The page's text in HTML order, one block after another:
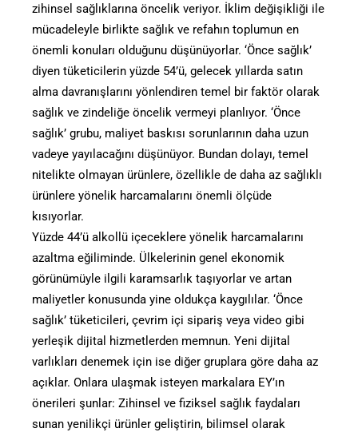
zihinsel sağlıklarına öncelik veriyor. İklim değişikliği ile
mücadeleyle birlikte sağlık ve refahın toplumun en
önemli konuları olduğunu düşünüyorlar. ‘Önce sağlık’
diyen tüketicilerin yüzde 54’ü, gelecek yıllarda satın
alma davranışlarını yönlendiren temel bir faktör olarak
sağlık ve zindeliğe öncelik vermeyi planlıyor. ‘Önce
sağlık’ grubu, maliyet baskısı sorunlarının daha uzun
vadeye yayılacağını düşünüyor. Bundan dolayı, temel
nitelikte olmayan ürünlere, özellikle de daha az sağlıklı
ürünlere yönelik harcamalarını önemli ölçüde
kısıyorlar.
Yüzde 44’ü alkollü içeceklere yönelik harcamalarını
azaltma eğiliminde. Ülkelerinin genel ekonomik
görünümüyle ilgili karamsarlık taşıyorlar ve artan
maliyetler konusunda yine oldukça kaygılılar. ‘Önce
sağlık’ tüketicileri, çevrim içi sipariş veya video gibi
yerleşik dijital hizmetlerden memnun. Yeni dijital
varlıkları denemek için ise diğer gruplara göre daha az
açıklar. Onlara ulaşmak isteyen markalara EY’ın
önerileri şunlar: Zihinsel ve fiziksel sağlık faydaları
sunan yenilikçi ürünler geliştirin, bilimsel olarak